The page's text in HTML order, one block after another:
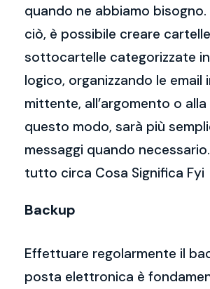
quando ne abbiamo bisogno.
ciò, è possibile creare
sottocartelle categorizzate
logico, organizzando le email
mittente, all’argomento o alla
questo modo, sarà più
messaggi quando
tutto circa Cosa Significa Fyi
Backup
Effettuare regolarmente il
posta elettronica è